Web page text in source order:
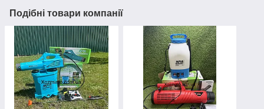
Подібні товари компанії